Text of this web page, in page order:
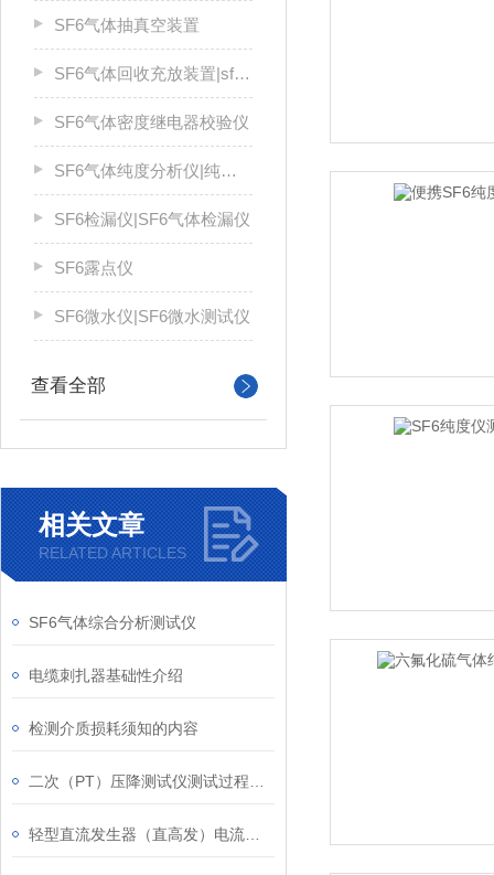
SF6气体抽真空装置
SF6气体回收充放装置|sf6气体回收装置
SF6气体密度继电器校验仪
SF6气体纯度分析仪|纯度仪
SF6检漏仪|SF6气体检漏仪
SF6露点仪
SF6微水仪|SF6微水测试仪
查看全部
相关文章
RELATED ARTICLES
SF6气体综合分析测试仪
电缆刺扎器基础性介绍
检测介质损耗须知的内容